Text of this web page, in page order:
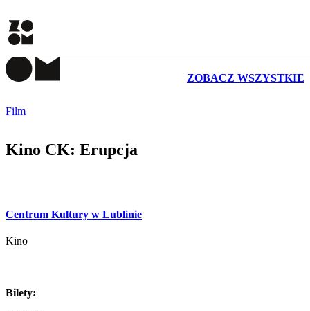
ZOBACZ WSZYSTKIE
Film
Kino CK: Erupcja
Centrum Kultury w Lublinie
Kino
Bilety: